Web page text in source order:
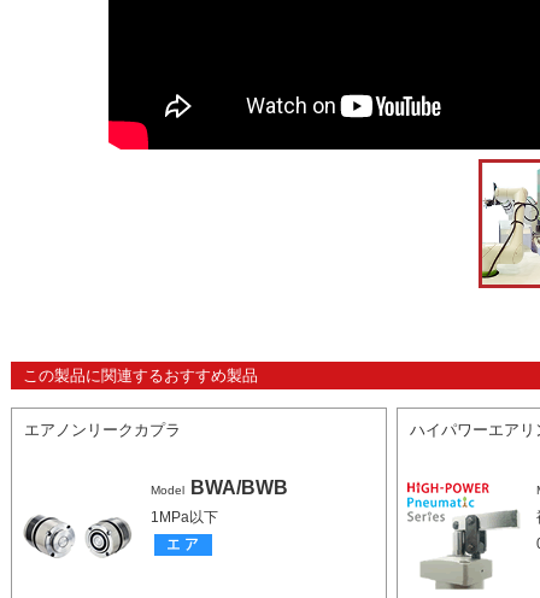
この製品に関連するおすすめ製品
エアノンリークカプラ
Model BWA/BWB
1MPa以下
ハイパワーエアリ